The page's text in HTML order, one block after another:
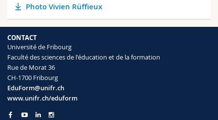
Photo Vivien Rüffieux
CONTACT
Université de Fribourg
Faculté des sciences de l'éducation et de la formation
Rue de Morat 36
CH-1700 Fribourg
EduForm@unifr.ch
www.unifr.ch/eduform